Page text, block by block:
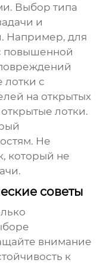
Выбор типа
и
Например, для
повышенной
лотки с
на открытых
лотки.
Не
который не
советы
внимание
к